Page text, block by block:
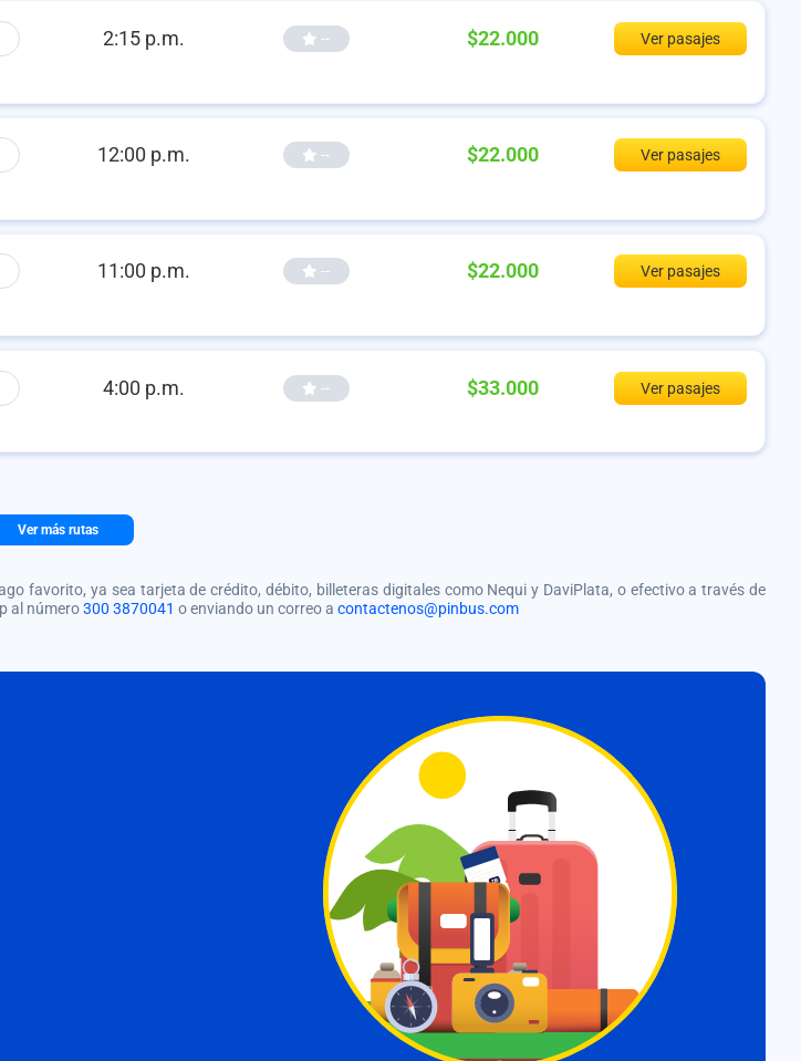
2:15 p.m. -- $22.000 Ver pasajes
12:00 p.m. -- $22.000 Ver pasajes
11:00 p.m. -- $22.000 Ver pasajes
4:00 p.m. -- $33.000 Ver pasajes
Ver más rutas
favorito, ya sea tarjeta de crédito, débito, billeteras digitales como Nequi y DaviPlata, o efectivo a través de
al número300 3870041 o enviando un correo a contactenos@pinbus.com